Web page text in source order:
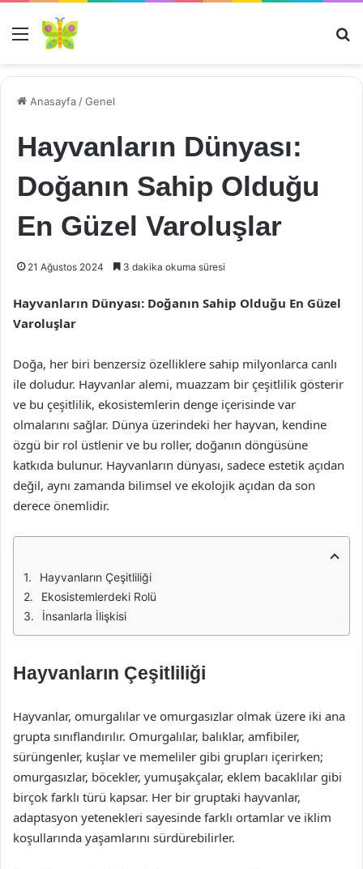
Menü
Anasayfa /Genel
Hayvanların Dünyası:
Doğanın Sahip Olduğu
En Güzel Varoluşlar
21 Ağustos 2024 3 dakika okuma süresi
Hayvanların Dünyası: Doğanın Sahip Olduğu En Güzel
Varoluşlar
Doğa, her biri benzersiz özelliklere sahip milyonlarca canlı
ile doludur. Hayvanlar alemi, muazzam bir çeşitlilik gösterir
ve bu çeşitlilik, ekosistemlerin denge içerisinde var
olmalarını sağlar. Dünya üzerindeki her hayvan, kendine
özgü bir rol üstlenir ve bu roller, doğanın döngüsüne
katkıda bulunur. Hayvanların dünyası, sadece estetik açıdan
değil, aynı zamanda bilimsel ve ekolojik açıdan da son
derece önemlidir.
Hayvanların Çeşitliliği
Ekosistemlerdeki Rolü
İnsanlarla İlişkisi
Hayvanların Çeşitliliği
Hayvanlar, omurgalılar ve omurgasızlar olmak üzere iki ana
grupta sınıflandırılır. Omurgalılar, balıklar, amfibiler,
sürüngenler, kuşlar ve memeliler gibi grupları içerirken;
omurgasızlar, böcekler, yumuşakçalar, eklem bacaklılar gibi
birçok farklı türü kapsar. Her bir gruptaki hayvanlar,
adaptasyon yetenekleri sayesinde farklı ortamlar ve iklim
koşullarında yaşamlarını sürdürebilirler.